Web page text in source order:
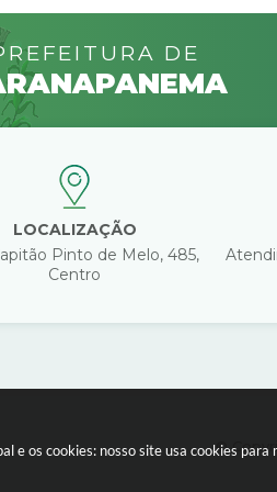
e os cookies: nosso site usa cookies
DE
LOCALIZAÇÃO
Pinto de Melo, 485,
Centro
©